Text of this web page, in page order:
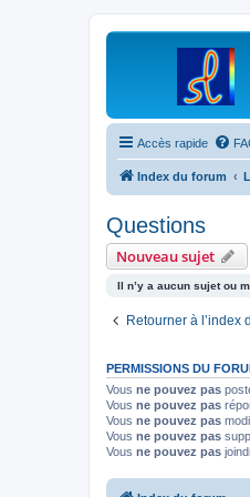
Accès rapide
Index du forum
Questions
Nouveau sujet
Il n’y a aucun sujet ou
Retourner à l’index
PERMISSIONS DU
Vous ne pouvez pas
Vous ne pouvez pas
Vous ne pouvez pas
Vous ne pouvez pas
Vous ne pouvez pas